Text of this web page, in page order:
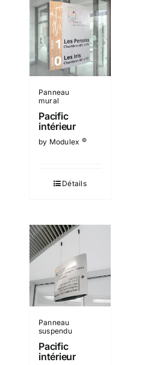
Panneau
mural
Pacific
intérieur
by Modulex ©
Détails
Panneau
suspendu
Pacific
intérieur